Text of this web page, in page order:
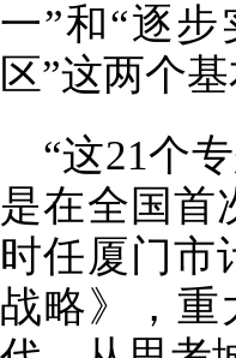
一”和“逐
区”这两个
“这21个
是在全国首
时任厦门市
战略》，重